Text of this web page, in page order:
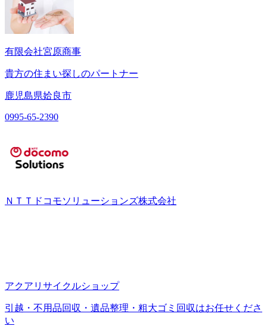
有限会社宮原商事
貴方の住まい探しのパートナー
鹿児島県姶良市
0995-65-2390
ＮＴＴドコモソリューションズ株式会社
アクアリサイクルショップ
引越・不用品回収・遺品整理・粗大ゴミ回収はお任せくださ
い